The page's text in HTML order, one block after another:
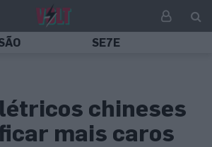
SE7E
chineses
mais caros